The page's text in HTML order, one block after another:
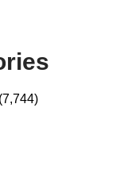
(7,744)